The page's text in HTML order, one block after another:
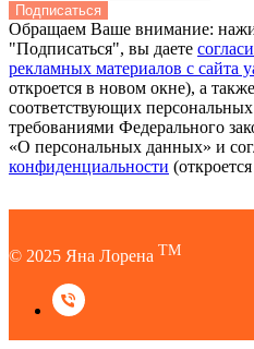
Подписаться
Обращаем Ваше внимание:
"Подписаться", вы даете
рекламных материалов с сайта
откроется в новом окне), а
соответствующих
требованиями Федерального
«О персональных данных» и
конфиденциальности
© 2025 Яна Лорена TM